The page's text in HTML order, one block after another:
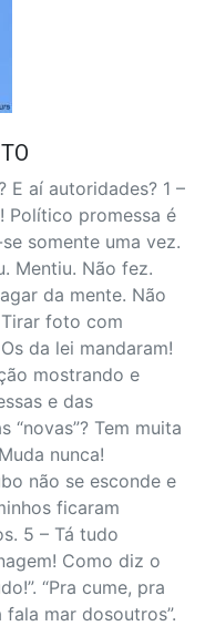
E aí autoridades? 1 –
Político promessa é
somente uma vez.
Mentiu. Não fez.
da mente. Não
foto com
da lei mandaram!
mostrando e
e das
“novas”? Tem muita
nunca!
não se esconde e
ficaram
5 – Tá tudo
Como diz o
“Pra cume, pra
mar dosoutros”.